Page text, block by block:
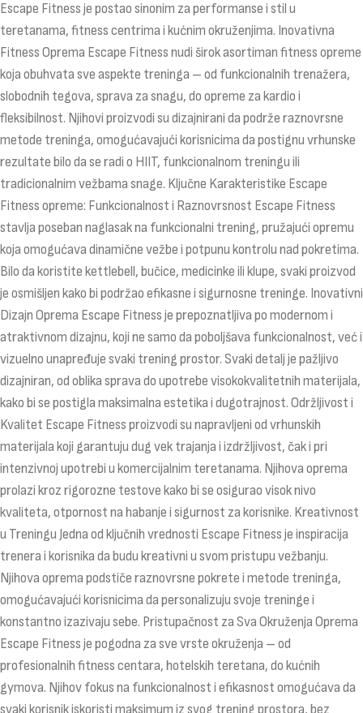
Escape Fitness je postao sinonim za performanse i stil u
teretanama, fitness centrima i kućnim okruženjima. Inovativna
Fitness Oprema Escape Fitness nudi širok asortiman fitness opreme
koja obuhvata sve aspekte treninga – od funkcionalnih trenažera,
slobodnih tegova, sprava za snagu, do opreme za kardio i
fleksibilnost. Njihovi proizvodi su dizajnirani da podrže raznovrsne
metode treninga, omogućavajući korisnicima da postignu vrhunske
rezultate bilo da se radi o HIIT, funkcionalnom treningu ili
tradicionalnim vežbama snage. Ključne Karakteristike Escape
Fitness opreme: Funkcionalnost i Raznovrsnost Escape Fitness
stavlja poseban naglasak na funkcionalni trening, pružajući opremu
koja omogućava dinamične vežbe i potpunu kontrolu nad pokretima.
Bilo da koristite kettlebell, bučice, medicinke ili klupe, svaki proizvod
je osmišljen kako bi podržao efikasne i sigurnosne treninge. Inovativni
Dizajn Oprema Escape Fitness je prepoznatljiva po modernom i
atraktivnom dizajnu, koji ne samo da poboljšava funkcionalnost, već i
vizuelno unapređuje svaki trening prostor. Svaki detalj je pažljivo
dizajniran, od oblika sprava do upotrebe visokokvalitetnih materijala,
kako bi se postigla maksimalna estetika i dugotrajnost. Održljivost i
Kvalitet Escape Fitness proizvodi su napravljeni od vrhunskih
materijala koji garantuju dug vek trajanja i izdržljivost, čak i pri
intenzivnoj upotrebi u komercijalnim teretanama. Njihova oprema
prolazi kroz rigorozne testove kako bi se osigurao visok nivo
kvaliteta, otpornost na habanje i sigurnost za korisnike. Kreativnost
u Treningu Jedna od ključnih vrednosti Escape Fitness je inspiracija
trenera i korisnika da budu kreativni u svom pristupu vežbanju.
Njihova oprema podstiče raznovrsne pokrete i metode treninga,
omogućavajući korisnicima da personalizuju svoje treninge i
konstantno izazivaju sebe. Pristupačnost za Sva Okruženja Oprema
Escape Fitness je pogodna za sve vrste okruženja – od
profesionalnih fitness centara, hotelskih teretana, do kućnih
gymova. Njihov fokus na funkcionalnost i efikasnost omogućava da